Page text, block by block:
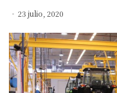
23 julio, 2020